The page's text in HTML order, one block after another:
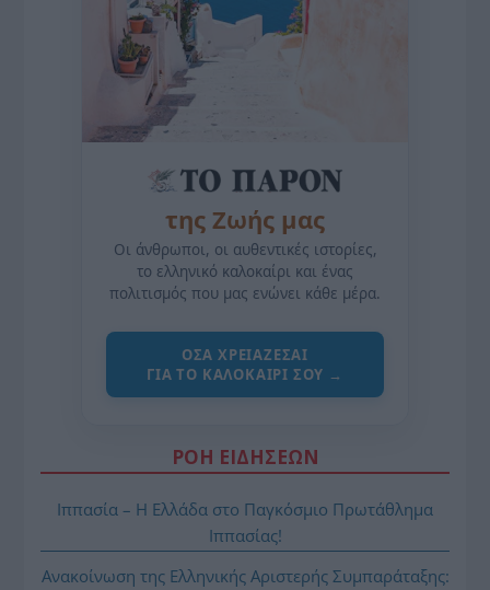
της Ζωής μας
Οι άνθρωποι, οι αυθεντικές ιστορίες,
το ελληνικό καλοκαίρι και ένας
πολιτισμός που μας ενώνει κάθε μέρα.
ΌΣΑ ΧΡΕΙΆΖΕΣΑΙ
ΓΙΑ ΤΟ ΚΑΛΟΚΑΊΡΙ ΣΟΥ →
ΡΟΗ ΕΙΔΗΣΕΩΝ
Ιππασία – Η Ελλάδα στο Παγκόσμιο Πρωτάθλημα
Ιππασίας!
Ανακοίνωση της Ελληνικής Αριστερής Συμπαράταξης: